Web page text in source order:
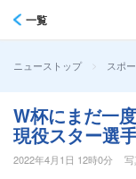
一覧
ニューストップ > スポ
W杯にまだ一
現役スター選
2022年4月1日 12時0分